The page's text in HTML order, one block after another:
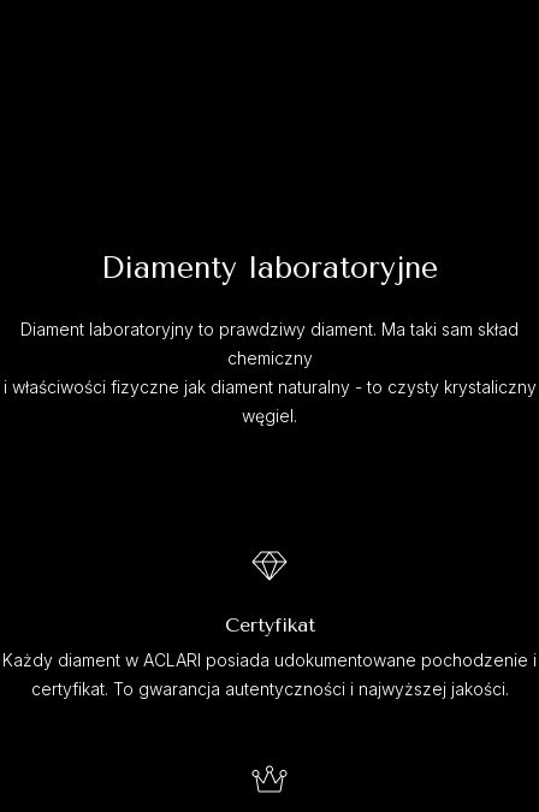
Diamenty laboratoryjne
Diament laboratoryjny to prawdziwy diament. Ma taki sam skład
chemiczny
i właściwości fizyczne jak diament naturalny - to czysty krystaliczny
węgiel.
Certyfikat
Każdy diament w ACLARI posiada udokumentowane pochodzenie i
certyfikat. To gwarancja autentyczności i najwyższej jakości.